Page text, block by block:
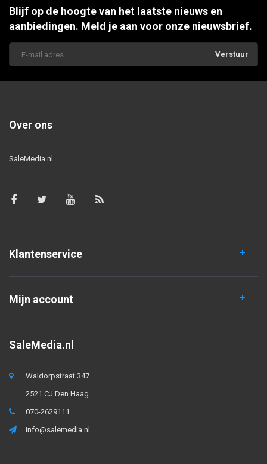
Blijf op de hoogte van het laatste nieuws en
aanbiedingen. Meld je aan voor onze nieuwsbrief.
Verstuur
Over ons
SaleMedia.nl
Klantenservice
Mijn account
SaleMedia.nl
Waldorpstraat 347
2521 CJ Den Haag
070-2629111
info@salemedia.nl